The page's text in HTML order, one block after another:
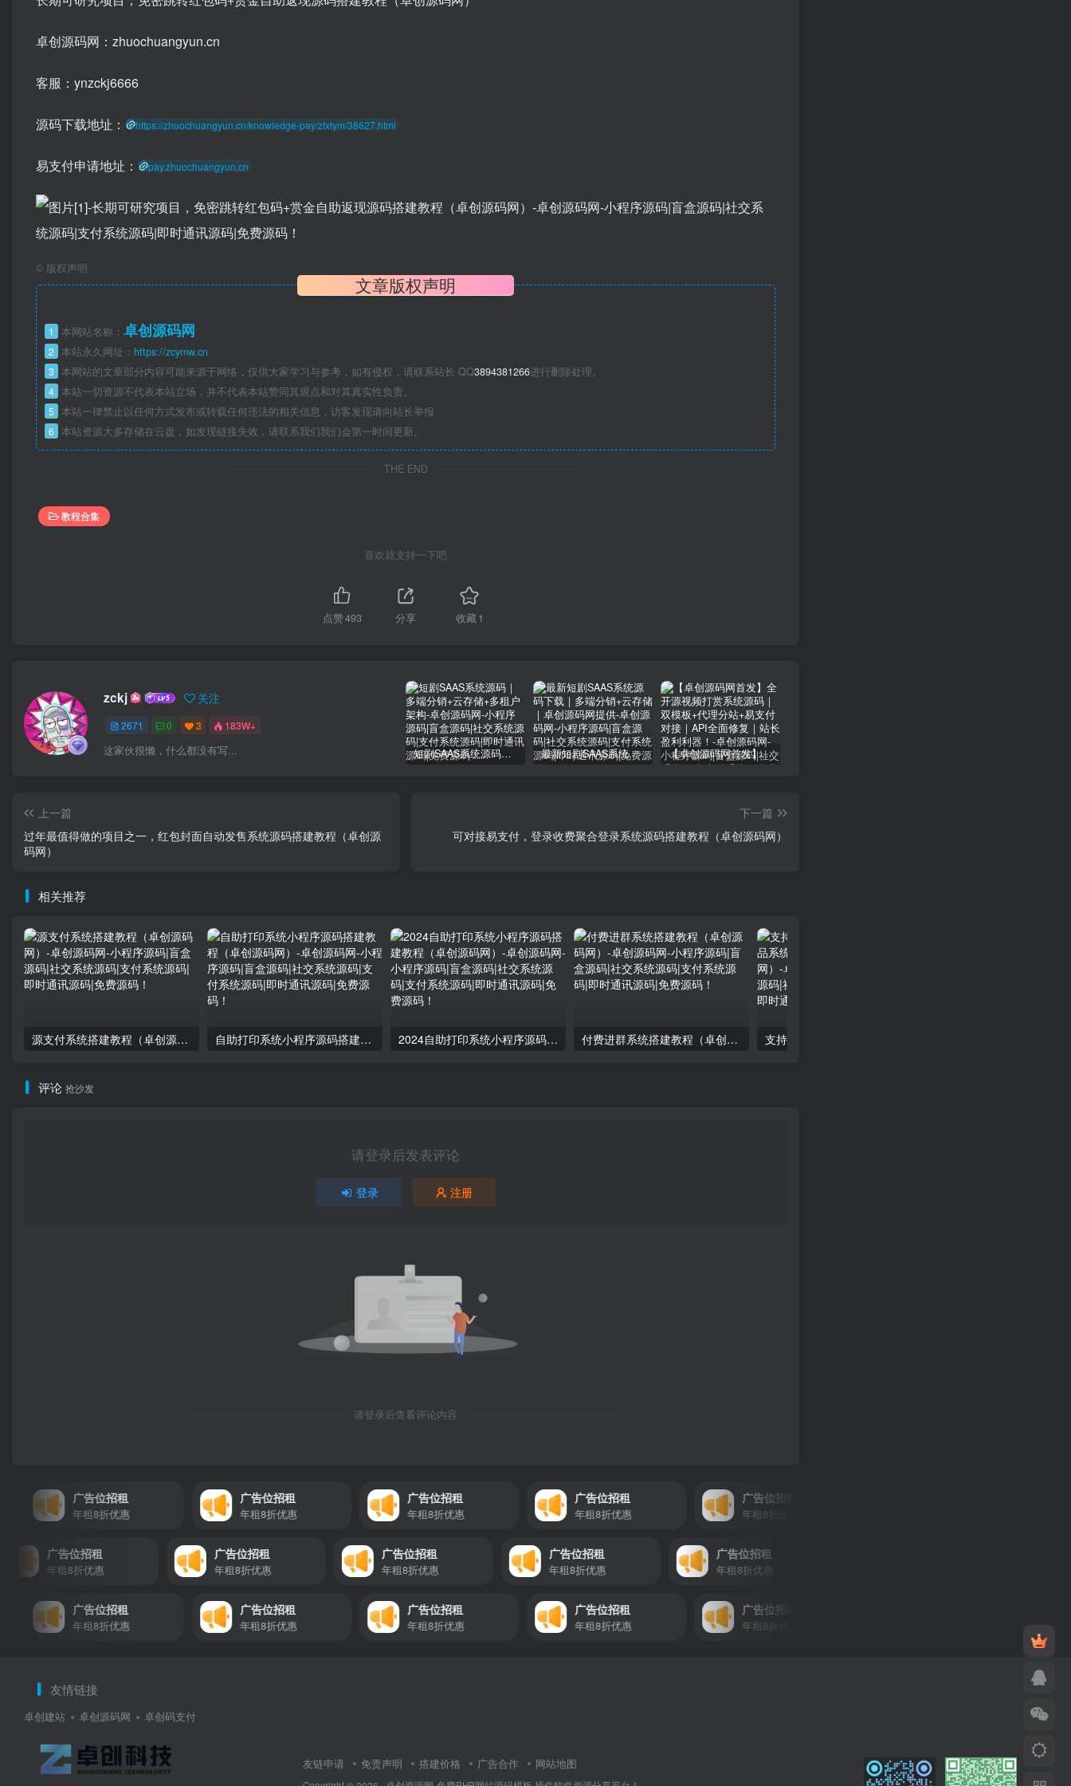
卓创源码网：zhuochuangyun.cn
客服：ynzckj6666
源码下载地址： https://zhuochuangyun.cn/knowledge-pay/zfxtym/38627.html
易支付申请地址： pay.zhuochuangyun.cn
© 版权声明
文章版权声明
1 本网站名称： 卓创源码网
2 本站永久网址： https://zcymw.cn
3 本网站的文章部分内容可能来源于网络，仅供大家学习与参考，如有侵权，请联系站长 QQ3894381266进行删除处理。
4 本站一切资源不代表本站立场，并不代表本站赞同其观点和对其真实性负责。
5 本站一律禁止以任何方式发布或转载任何违法的相关信息，访客发现请向站长举报
6 本站资源大多存储在云盘，如发现链接失效，请联系我们我们会第一时间更新。
THE END
教程合集
喜欢就支持一下吧
点赞493 分享 收藏1
zckj 关注
2671 0 3 183W+
这家伙很懒，什么都没有写... 短剧SAAS系统源码｜多端分销+云存储+多租户架构 最新短剧SAAS系统源码下载｜多端分销+云存储｜卓创源码网提供 【卓创源码网首发】全开源视频打赏系统源码｜双模板+代理分站+易支付对接｜API全面修复｜站长盈利利器！​
上一篇
过年最值得做的项目之一，红包封面自动发售系统源码搭建教程（卓创源
码网）
下一篇
可对接易支付，登录收费聚合登录系统源码搭建教程（卓创源码网）
相关推荐
源支付系统搭建教程（卓创源码网） 自助打印系统小程序源码搭建教程（卓创源码网） 2024自助打印系统小程序源码搭建教程（卓创源码网） 付费进群系统搭建教程（卓创源码网）
评论 抢沙发
请登录后发表评论
登录 注册
请登录后查看评论内容
广告位招租
年租8折优惠
广告位招租
年租8折优惠
广告位招租
年租8折优惠
广告位招租
年租8折优惠
广告位招租
年租8折优惠
广告位招租
年租8折优惠
广告位招租
年租8折优惠
广告位招租
年租8折优惠
广告位招租
年租8折优惠
广告位招租
年租8折优惠
广告位招租
年租8折优惠
广告位招租
年租8折优惠
广告位招租
年租8折优惠
广告位招租
年租8折优惠
广告位招租
年租8折优惠
友情链接
卓创建站 卓创源码网 卓创码支付
友链申请 免责声明 搭建价格 广告合作 网站地图